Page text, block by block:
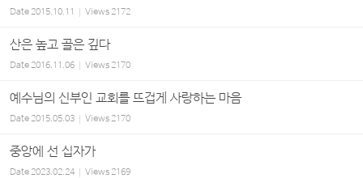
Date2015.10.11 Views2172
산은 높고 골은 깊다
Date2016.11.06 Views2170
예수님의 신부인 교회를 뜨겁게 사랑하는 마음
Date2015.05.03 Views2170
중앙에 선 십자가
Date2023.02.24 Views2169